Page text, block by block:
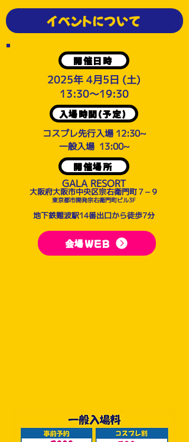
イベントについて
開催日時
2025年 4月5日 (土)
13:30～19:30
入場時間(予定)
コスプレ先行入場 12:30~
一般入場 13:00~
開催場所
GALA RESORT
大阪府大阪市中央区宗右衛門町７−９
東京都市開発宗右衛門町ビル​3F
地下鉄難波駅14番出口から徒歩7分
会場WEB